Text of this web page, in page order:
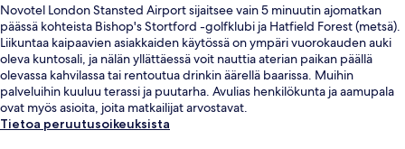
Novotel London Stansted Airport sijaitsee vain 5 minuutin ajomatkan
päässä kohteista Bishop's Stortford -golfklubi ja Hatfield Forest (metsä).
Liikuntaa kaipaavien asiakkaiden käytössä on ympäri vuorokauden auki
oleva kuntosali, ja nälän yllättäessä voit nauttia aterian paikan päällä
olevassa kahvilassa tai rentoutua drinkin äärellä baarissa. Muihin
palveluihin kuuluu terassi ja puutarha. Avulias henkilökunta ja aamupala
ovat myös asioita, joita matkailijat arvostavat.
Tietoa peruutusoikeuksista